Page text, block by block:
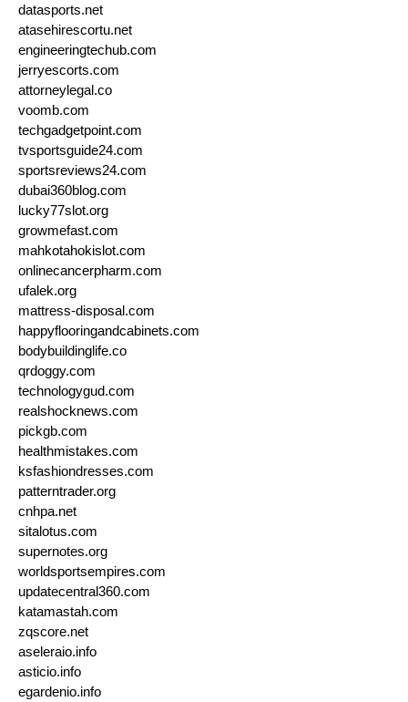
datasports.net
atasehirescortu.net
engineeringtechub.com
jerryescorts.com
attorneylegal.co
voomb.com
techgadgetpoint.com
tvsportsguide24.com
sportsreviews24.com
dubai360blog.com
lucky77slot.org
growmefast.com
mahkotahokislot.com
onlinecancerpharm.com
ufalek.org
mattress-disposal.com
happyflooringandcabinets.com
bodybuildinglife.co
qrdoggy.com
technologygud.com
realshocknews.com
pickgb.com
healthmistakes.com
ksfashiondresses.com
patterntrader.org
cnhpa.net
sitalotus.com
supernotes.org
worldsportsempires.com
updatecentral360.com
katamastah.com
zqscore.net
aseleraio.info
asticio.info
egardenio.info